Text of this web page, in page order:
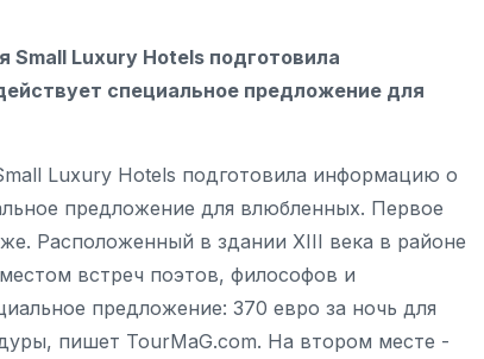
Small Luxury Hotels подготовила
специальное предложение для
Luxury Hotels подготовила информацию о
предложение для влюбленных. Первое
Расположенный в здании XIII века в районе
встреч поэтов, философов и
предложение: 370 евро за ночь для
пишет TourMaG.com. На втором месте -